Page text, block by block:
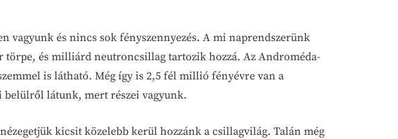
vagyunk és nincs sok fényszennyezés. A mi naprendszerünk
és milliárd neutroncsillag tartozik hozzá. Az Androméda-
is látható. Még így is 2,5 fél millió fényévre van a
belülről látunk, mert részei vagyunk.
kicsit közelebb kerül hozzánk a csillagvilág. Talán még